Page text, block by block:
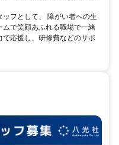
フとして、 障がい者への生
で笑顔あふれる職場で一緒
応援し、研修費などのサポ